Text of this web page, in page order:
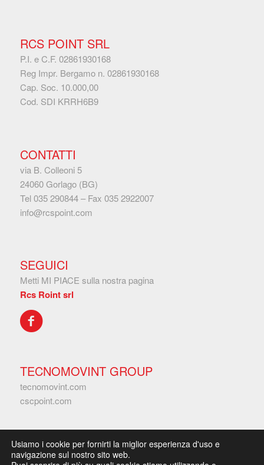
RCS POINT SRL
P.I. e C.F. 02861930168
Reg Impr. Bergamo n. 02861930168
Cap. Soc. 10.000,00
Cod. SDI KRRH6B9
CONTATTI
via B. Colleoni 5
24060 Gorlago (BG)
Tel 035 290844– Fax 035 2922007
info@rcspoint.com
SEGUICI
Metti MI PIACE sulla nostra pagina
Rcs Roint srl
TECNOMOVINT GROUP
tecnomovint.com
cscpoint.com
© Copyright –RCS Point Srl
Certificazioni|
Usiamo i cookie per fornirti la miglior esperienza d'uso e
navigazione sul nostro sito web.